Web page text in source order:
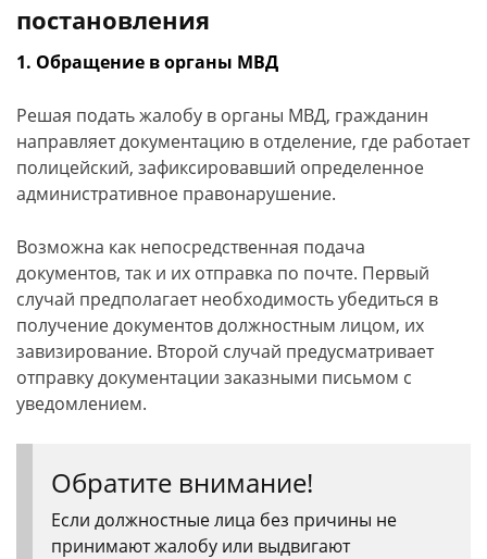
постановления
1. Обращение в органы МВД
Решая подать жалобу в органы МВД, гражданин
направляет документацию в отделение, где работает
полицейский, зафиксировавший определенное
административное правонарушение.
Возможна как непосредственная подача
документов, так и их отправка по почте. Первый
случай предполагает необходимость убедиться в
получение документов должностным лицом, их
завизирование. Второй случай предусматривает
отправку документации заказными письмом с
уведомлением.
Обратите внимание!
Если должностные лица без причины не
принимают жалобу или выдвигают